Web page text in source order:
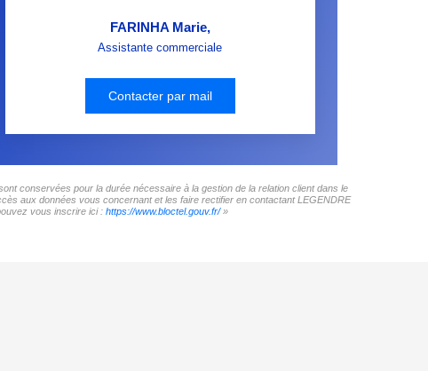
FARINHA Marie,
Assistante commerciale
Contacter par mail
conservées pour la durée nécessaire à la gestion de la relation client dans le
aux données vous concernant et les faire rectifier en contactant LEGENDRE
vous inscrire ici : https://www.bloctel.gouv.fr/»